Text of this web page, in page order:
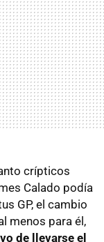
crípticos
Calado podía
GP, el cambio
menos para él,
de llevarse el